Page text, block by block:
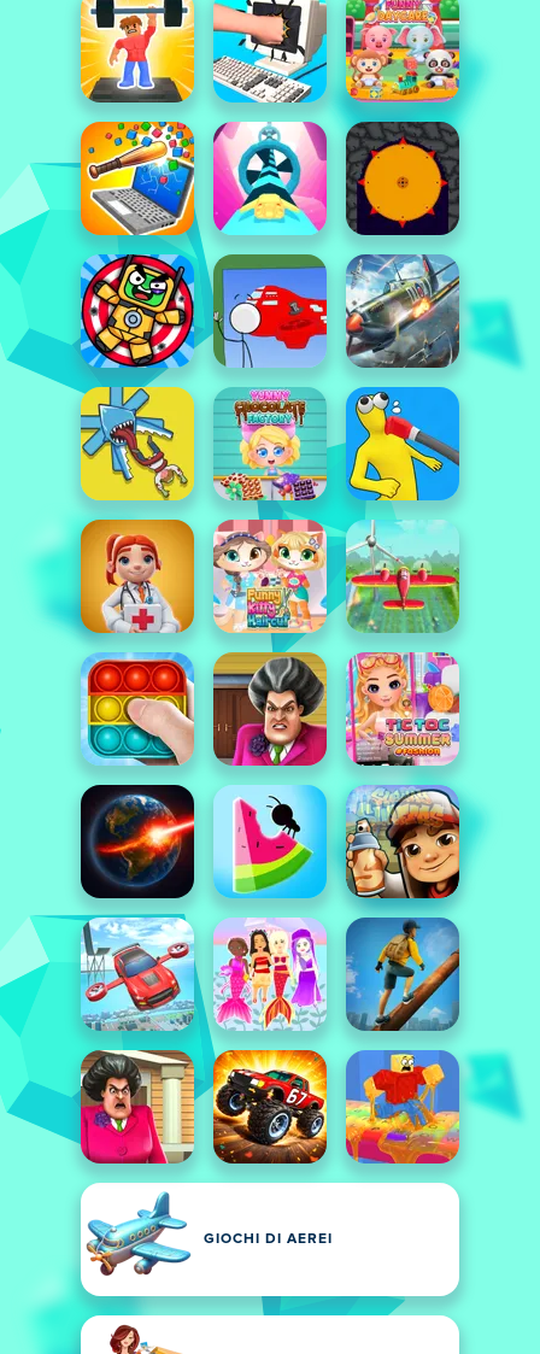
GIOCHI DI AEREI